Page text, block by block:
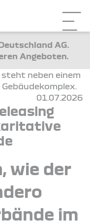
AG.
Angeboten.
01.07.2026
wie der
im